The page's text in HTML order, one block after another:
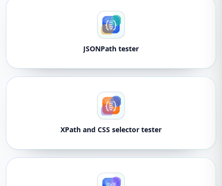
JSONPath tester
XPath and CSS selector tester